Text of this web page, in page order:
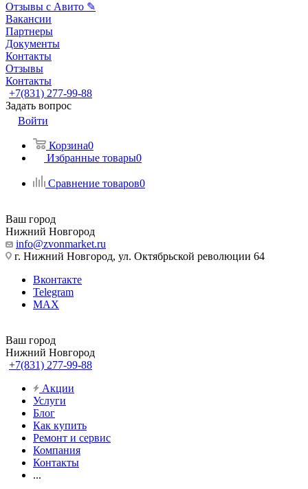
Отзывы с Авито ✎
Вакансии
Партнеры
Документы
Контакты
Отзывы
Контакты
+7(831) 277-99-88
Задать вопрос
Войти
Корзина0
Избранные товары0
Сравнение товаров0
Ваш город
Нижний Новгород
info@zvonmarket.ru
г. Нижний Новгород, ул. Октябрьской революции 64
Вконтакте
Telegram
MAX
Ваш город
Нижний Новгород
+7(831) 277-99-88
Акции
Услуги
Блог
Как купить
Ремонт и сервис
Компания
Контакты
...